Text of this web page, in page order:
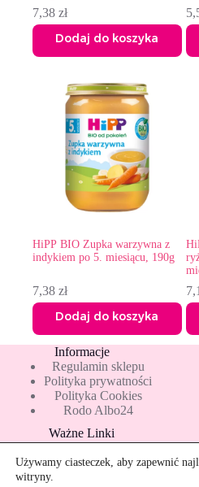
7,38 zł
Dodaj do koszyka
HiPP BIO Zupka warzywna z
indykiem po 5. miesiącu, 190g
7,38 zł
Dodaj do koszyka
Informacje
Regulamin sklepu
Polityka prywatności
Polityka Cookies
Rodo Albo24
Ważne Linki
Blog
Nowości
Używamy ciasteczek, aby zapewnić
witryny.